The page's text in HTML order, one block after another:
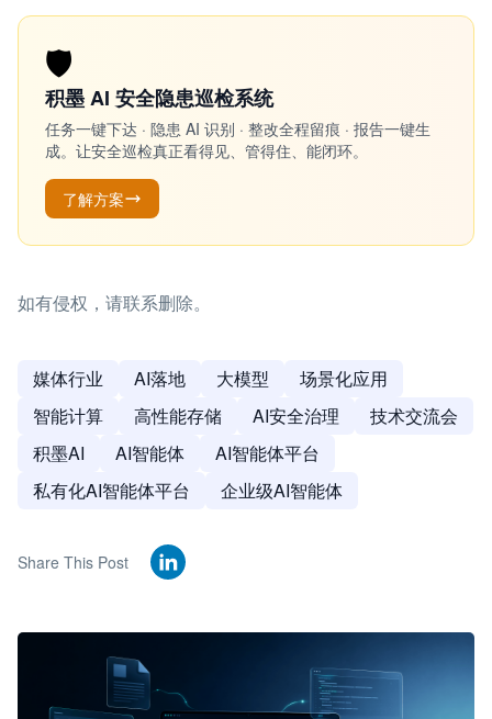
🛡️
积墨 AI 安全隐患巡检系统
任务一键下达 · 隐患 AI 识别 · 整改全程留痕 · 报告一键生
成。让安全巡检真正看得见、管得住、能闭环。
了解方案
如有侵权，请联系删除。
媒体行业 AI落地 大模型
场景化应用
智能计算
高性能存储 AI安全治理
技术交流会
积墨AI
AI智能体
AI智能体平台
私有化AI智能体平台
企业级AI智能体
Share This Post